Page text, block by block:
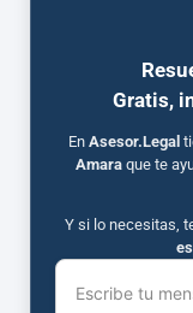
Gratis,
En Asesor.Legal
Amaraque te
Y si lo necesitas,
Escribe tu